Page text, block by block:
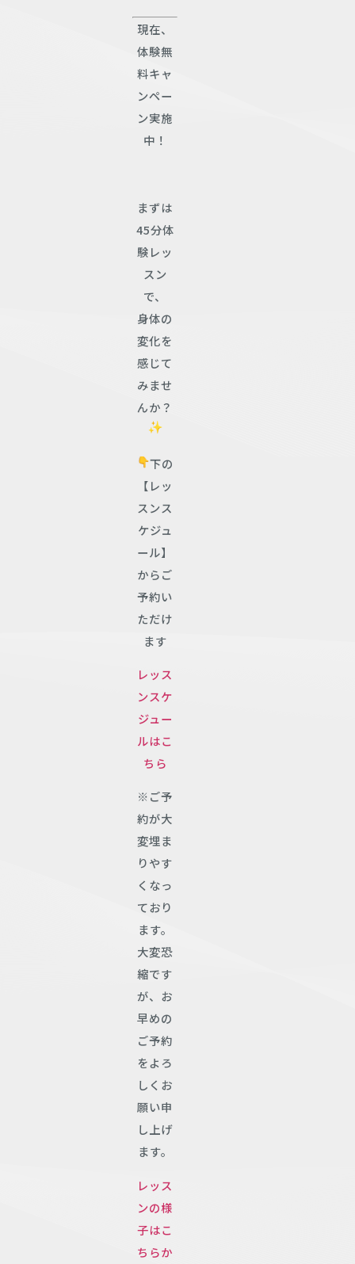
現在、
体験無
料キャ
ンペー
ン実施
中！
まずは
45分体
験レッ
スン
で、
身体の
変化を
感じて
みませ
んか？
下の
【レッ
スンス
ケジュ
ール】
からご
予約い
ただけ
ます
レッス
ンスケ
ジュー
ルはこ
ちら
※ご予
約が大
変埋ま
りやす
くなっ
ており
ます。
大変恐
縮です
が、お
早めの
ご予約
をよろ
しくお
願い申
し上げ
ます。
レッス
ンの様
子はこ
ちらか